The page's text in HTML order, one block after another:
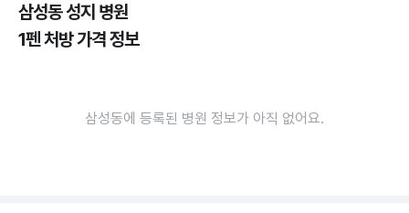
삼성동 성지 병원
1펜 처방 가격 정보
삼성동에 등록된 병원 정보가 아직 없어요.